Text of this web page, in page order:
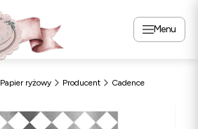
Menu
Papier ryżowy Producent Cadence